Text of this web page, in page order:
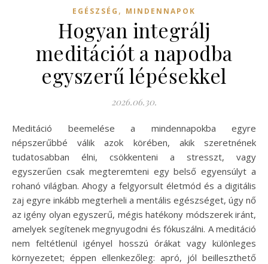
EGÉSZSÉG , MINDENNAPOK
Hogyan integrálj
meditációt a napodba
egyszerű lépésekkel
2026.06.30.
Meditáció beemelése a mindennapokba egyre
népszerűbbé válik azok körében, akik szeretnének
tudatosabban élni, csökkenteni a stresszt, vagy
egyszerűen csak megteremteni egy belső egyensúlyt a
rohanó világban. Ahogy a felgyorsult életmód és a digitális
zaj egyre inkább megterheli a mentális egészséget, úgy nő
az igény olyan egyszerű, mégis hatékony módszerek iránt,
amelyek segítenek megnyugodni és fókuszálni. A meditáció
nem feltétlenül igényel hosszú órákat vagy különleges
környezetet; éppen ellenkezőleg: apró, jól beilleszthető